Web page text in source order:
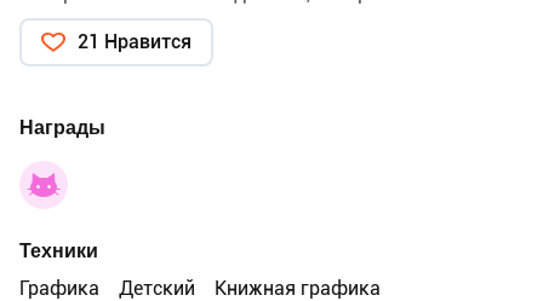
рассказывает современный папа своему сыну.
21 Нравится
Награды
Техники
Графика
Детский Книжная графика